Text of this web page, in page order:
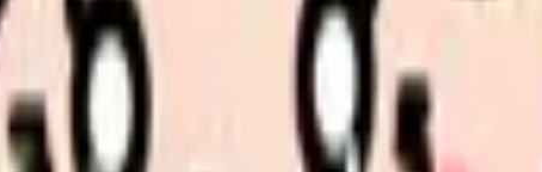
を見比べられます。
件と応募前に確認したい不安を分けて整理してみてください。